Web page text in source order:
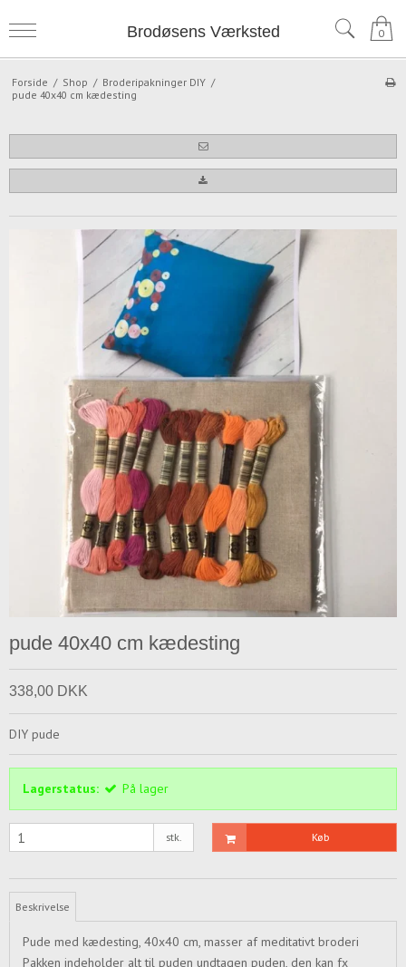
Brodøsens Værksted 0
Forside / Shop / Broderipakninger DIY /
pude 40x40 cm kædesting
pude 40x40 cm kædesting
338,00 DKK
DIY pude
Lagerstatus: På lager
stk. Køb
Beskrivelse
Pude med kædesting, 40x40 cm, masser af meditativt broderi
Pakken indeholder alt til puden undtagen puden, den kan fx